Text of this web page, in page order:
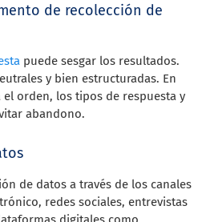
de recolección de
puede sesgar los resultados.
y bien estructuradas. En
orden, los tipos de respuesta y
abandono.
de datos a través de los canales
redes sociales, entrevistas